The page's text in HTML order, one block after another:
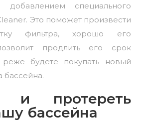
специального
Это поможет произвести
фильтра, хорошо его
продлить его срок
будете покупать новый
бассейна.
и протереть
бассейна